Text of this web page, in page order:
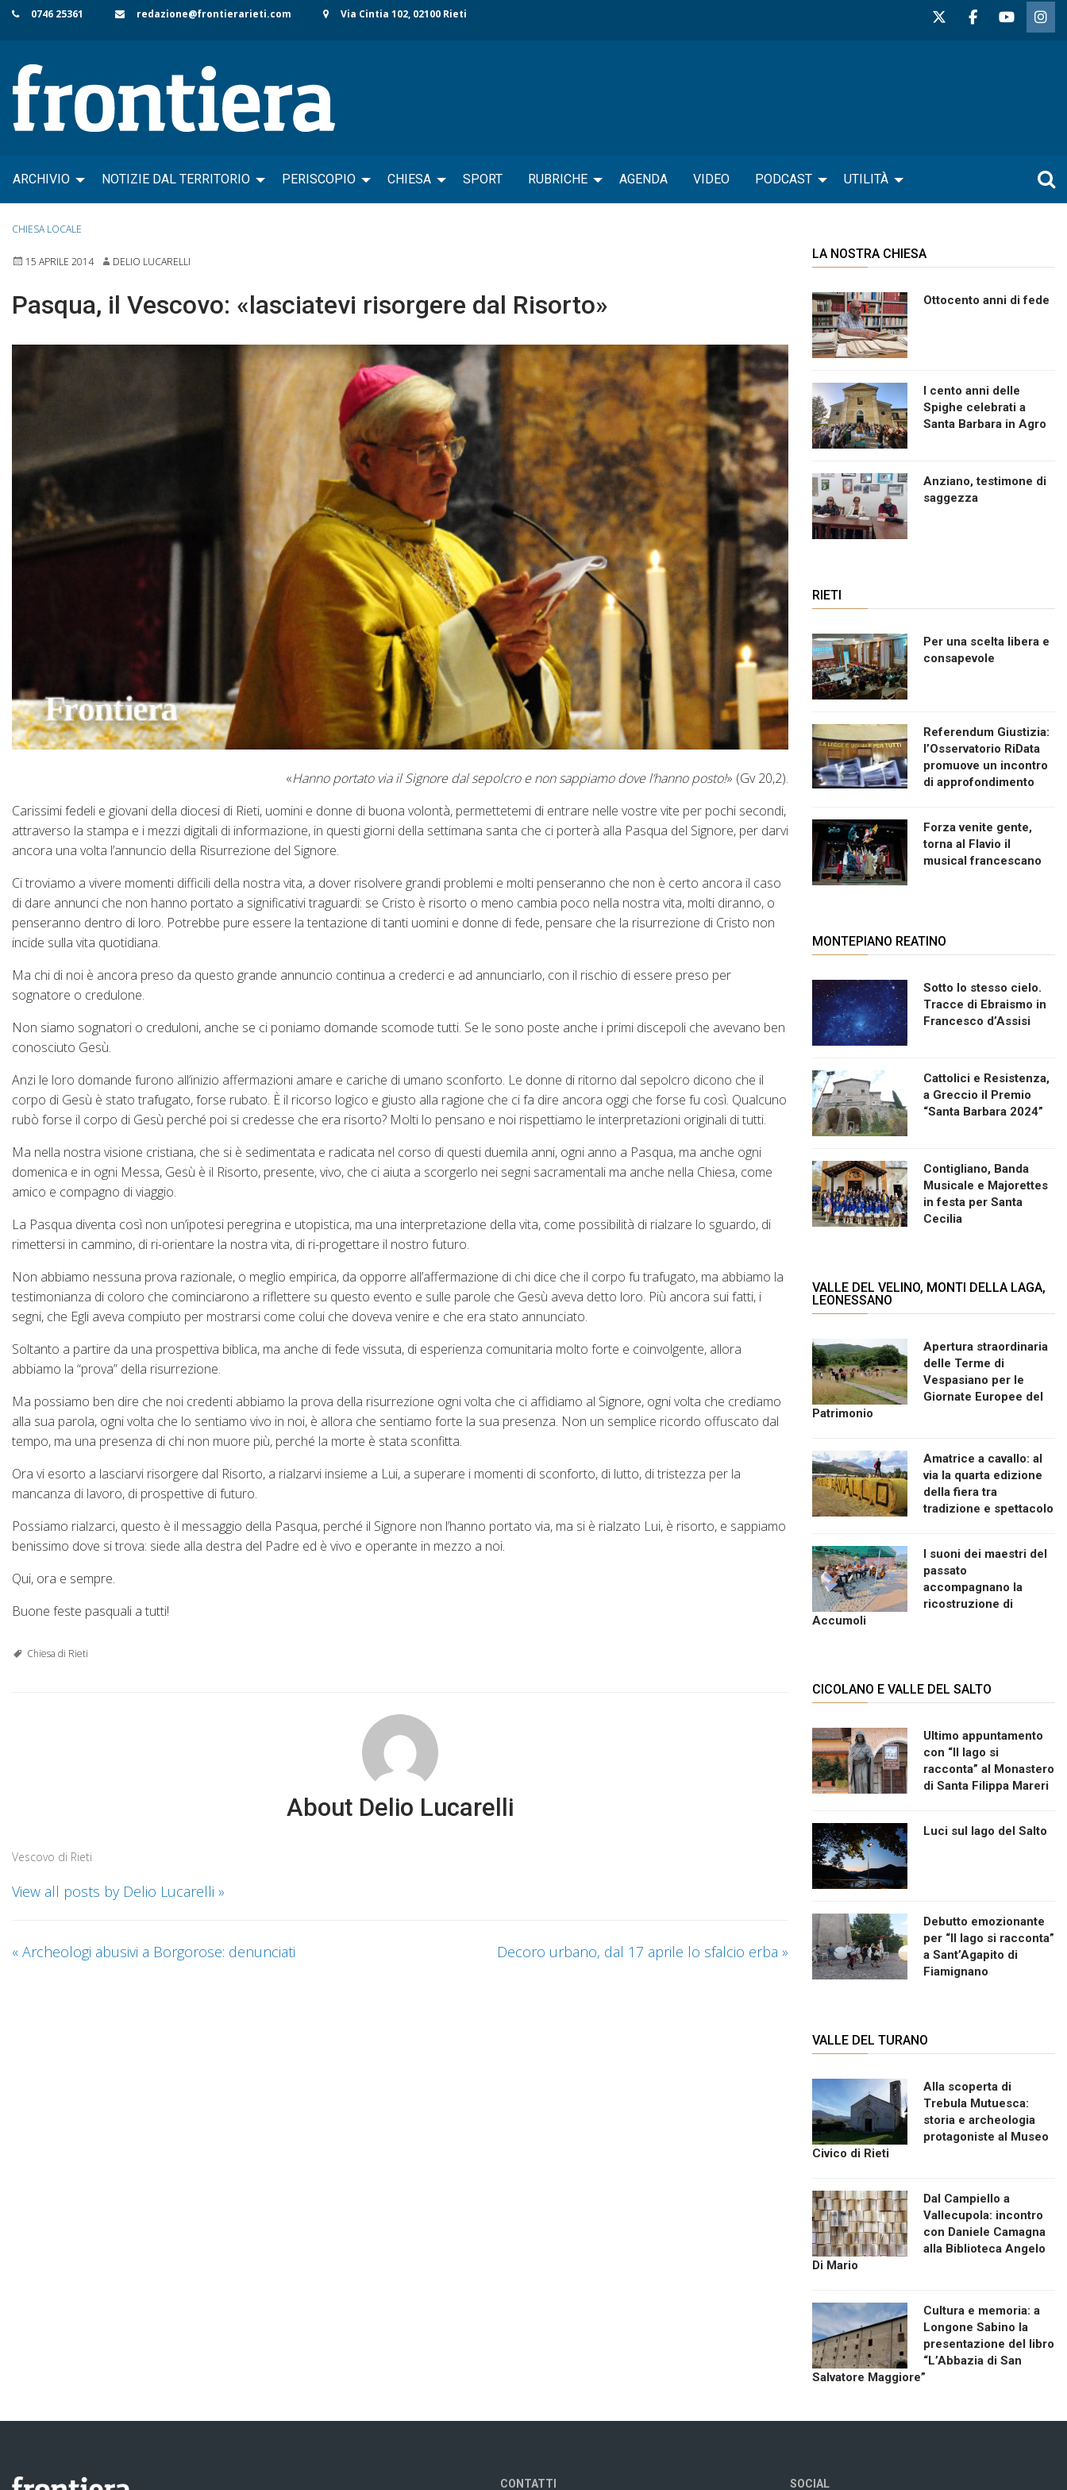
Skip
content
0746 25361 redazione@frontierarieti.com Via Cintia 102, 02100 Rieti
ARCHIVIO NOTIZIE DAL TERRITORIO PERISCOPIO CHIESA SPORT RUBRICHE AGENDA VIDEO PODCAST UTILITÀ
CHIESA LOCALE
15 APRILE 2014 DELIO LUCARELLI
Pasqua, il Vescovo: «lasciatevi risorgere dal Risorto»
«Hanno portato via il Signore dal sepolcro e non sappiamo dove l’hanno posto!» (Gv 20,2).
Carissimi fedeli e giovani della diocesi di Rieti, uomini e donne di buona volontà, permettetemi di entrare nelle vostre vite per pochi secondi,
attraverso la stampa e i mezzi digitali di informazione, in questi giorni della settimana santa che ci porterà alla Pasqua del Signore, per darvi
ancora una volta l’annuncio della Risurrezione del Signore.
Ci troviamo a vivere momenti difficili della nostra vita, a dover risolvere grandi problemi e molti penseranno che non è certo ancora il caso
di dare annunci che non hanno portato a significativi traguardi: se Cristo è risorto o meno cambia poco nella nostra vita, molti diranno, o
penseranno dentro di loro. Potrebbe pure essere la tentazione di tanti uomini e donne di fede, pensare che la risurrezione di Cristo non
incide sulla vita quotidiana.
Ma chi di noi è ancora preso da questo grande annuncio continua a crederci e ad annunciarlo, con il rischio di essere preso per
sognatore o credulone.
Non siamo sognatori o creduloni, anche se ci poniamo domande scomode tutti. Se le sono poste anche i primi discepoli che avevano ben
conosciuto Gesù.
Anzi le loro domande furono all’inizio affermazioni amare e cariche di umano sconforto. Le donne di ritorno dal sepolcro dicono che il
corpo di Gesù è stato trafugato, forse rubato. È il ricorso logico e giusto alla ragione che ci fa dire ancora oggi che forse fu così. Qualcuno
rubò forse il corpo di Gesù perché poi si credesse che era risorto? Molti lo pensano e noi rispettiamo le interpretazioni originali di tutti.
Ma nella nostra visione cristiana, che si è sedimentata e radicata nel corso di questi duemila anni, ogni anno a Pasqua, ma anche ogni
domenica e in ogni Messa, Gesù è il Risorto, presente, vivo, che ci aiuta a scorgerlo nei segni sacramentali ma anche nella Chiesa, come
amico e compagno di viaggio.
La Pasqua diventa così non un’ipotesi peregrina e utopistica, ma una interpretazione della vita, come possibilità di rialzare lo sguardo, di
rimettersi in cammino, di ri-orientare la nostra vita, di ri-progettare il nostro futuro.
Non abbiamo nessuna prova razionale, o meglio empirica, da opporre all’affermazione di chi dice che il corpo fu trafugato, ma abbiamo la
testimonianza di coloro che cominciarono a riflettere su questo evento e sulle parole che Gesù aveva detto loro. Più ancora sui fatti, i
segni, che Egli aveva compiuto per mostrarsi come colui che doveva venire e che era stato annunciato.
Soltanto a partire da una prospettiva biblica, ma anche di fede vissuta, di esperienza comunitaria molto forte e coinvolgente, allora
abbiamo la “prova” della risurrezione.
Ma possiamo ben dire che noi credenti abbiamo la prova della risurrezione ogni volta che ci affidiamo al Signore, ogni volta che crediamo
alla sua parola, ogni volta che lo sentiamo vivo in noi, è allora che sentiamo forte la sua presenza. Non un semplice ricordo offuscato dal
tempo, ma una presenza di chi non muore più, perché la morte è stata sconfitta.
Ora vi esorto a lasciarvi risorgere dal Risorto, a rialzarvi insieme a Lui, a superare i momenti di sconforto, di lutto, di tristezza per la
mancanza di lavoro, di prospettive di futuro.
Possiamo rialzarci, questo è il messaggio della Pasqua, perché il Signore non l’hanno portato via, ma si è rialzato Lui, è risorto, e sappiamo
benissimo dove si trova: siede alla destra del Padre ed è vivo e operante in mezzo a noi.
Qui, ora e sempre.
Buone feste pasquali a tutti!
Chiesa di Rieti
About Delio Lucarelli
Vescovo di Rieti
View all posts by Delio Lucarelli »
« Archeologi abusivi a Borgorose: denunciati Decoro urbano, dal 17 aprile lo sfalcio erba »
LA NOSTRA CHIESA
Ottocento anni di fede
I cento anni delle
Spighe celebrati a
Santa Barbara in Agro
Anziano, testimone di
saggezza
RIETI
Per una scelta libera e
consapevole
Referendum Giustizia:
l’Osservatorio RiData
promuove un incontro
di approfondimento
Forza venite gente,
torna al Flavio il
musical francescano
MONTEPIANO REATINO
Sotto lo stesso cielo.
Tracce di Ebraismo in
Francesco d’Assisi
Cattolici e Resistenza,
a Greccio il Premio
“Santa Barbara 2024”
Contigliano, Banda
Musicale e Majorettes
in festa per Santa
Cecilia
VALLE DEL VELINO, MONTI DELLA LAGA,
LEONESSANO
Apertura straordinaria
delle Terme di
Vespasiano per le
Giornate Europee del
Patrimonio
Amatrice a cavallo: al
via la quarta edizione
della fiera tra
tradizione e spettacolo
I suoni dei maestri del
passato
accompagnano la
ricostruzione di
Accumoli
CICOLANO E VALLE DEL SALTO
Ultimo appuntamento
con “Il lago si
racconta” al Monastero
di Santa Filippa Mareri
Luci sul lago del Salto
Debutto emozionante
per “Il lago si racconta”
a Sant’Agapito di
Fiamignano
VALLE DEL TURANO
Alla scoperta di
Trebula Mutuesca:
storia e archeologia
protagoniste al Museo
Civico di Rieti
Dal Campiello a
Vallecupola: incontro
con Daniele Camagna
alla Biblioteca Angelo
Di Mario
Cultura e memoria: a
Longone Sabino la
presentazione del libro
“L’Abbazia di San
Salvatore Maggiore”
CONTATTI SOCIAL